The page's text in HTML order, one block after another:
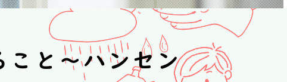
と～ハンセン